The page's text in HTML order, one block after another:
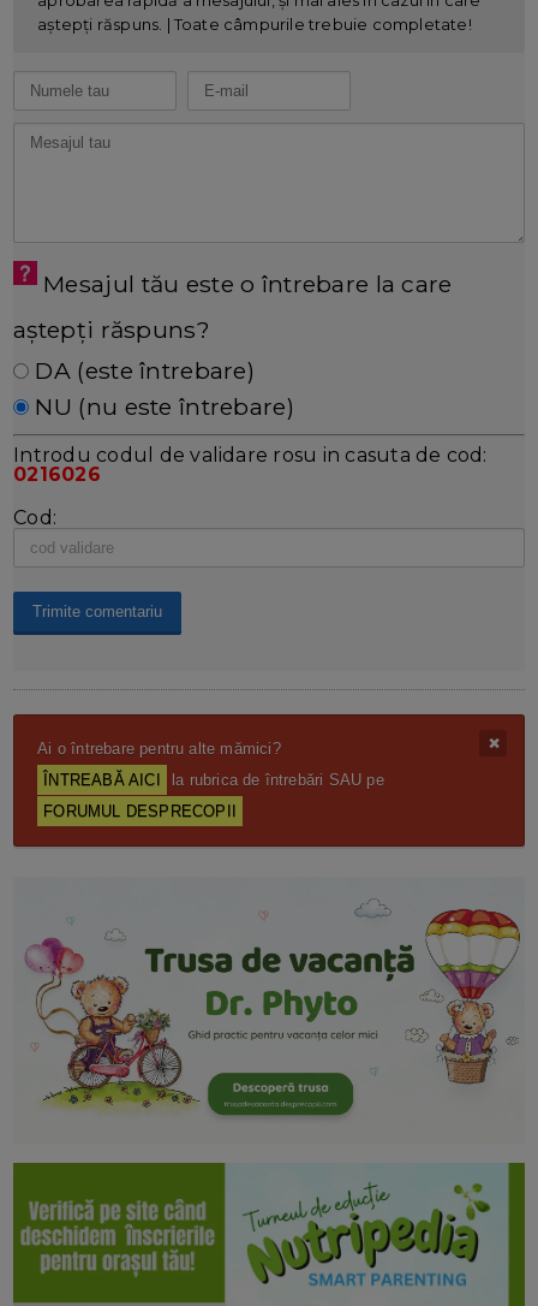
aștepți răspuns. | Toate câmpurile trebuie completate!
Mesajul tău este o întrebare la care
aștepți răspuns?
DA (este întrebare)
NU (nu este întrebare)
Introdu codul de validare rosu in casuta de cod:
0216026
Cod:
Ai o întrebare pentru alte mămici?
ÎNTREABĂ AICI
la rubrica de întrebări SAU pe
FORUMUL DESPRECOPII